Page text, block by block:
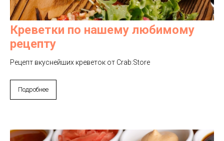
Креветки по нашему любимому
рецепту
Рецепт вкуснейших креветок от Crab:Store
Подробнее